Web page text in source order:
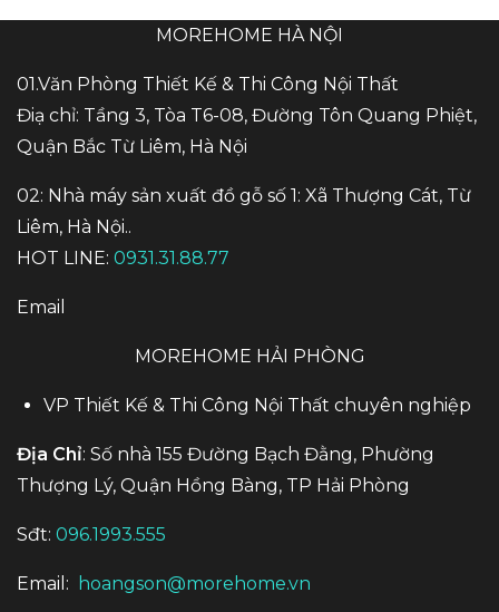
MOREHOME HÀ NỘI
01.Văn Phòng Thiết Kế & Thi Công Nội Thất
Điạ chỉ: Tầng 3, Tòa T6-08, Đường Tôn Quang Phiệt,
Quận Bắc Từ Liêm, Hà Nội
02: Nhà máy sản xuất đồ gỗ số 1: Xã Thượng Cát, Từ
Liêm, Hà Nội..
HOT LINE: 0931.31.88.77
Email
MOREHOME HẢI PHÒNG
VP Thiết Kế & Thi Công Nội Thất chuyên nghiệp
Địa Chỉ: Số nhà 155 Đường Bạch Đằng, Phường
Thượng Lý, Quận Hồng Bàng, TP Hải Phòng
Sđt: 096.1993.555
Email: hoangson@morehome.vn